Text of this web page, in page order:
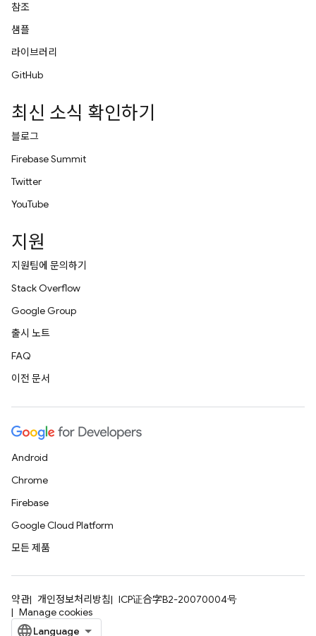
참조
샘플
라이브러리
GitHub
최신 소식 확인하기
블로그
Firebase Summit
Twitter
YouTube
지원
지원팀에 문의하기
Stack Overflow
Google Group
출시 노트
FAQ
이전 문서
Android
Chrome
Firebase
Google Cloud Platform
모든 제품
약관 개인정보처리방침
ICP证合字B2-20070004号
Manage cookies